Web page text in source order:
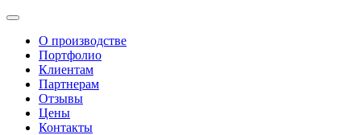
О производстве
Портфолио
Клиентам
Партнерам
Отзывы
Цены
Контакты